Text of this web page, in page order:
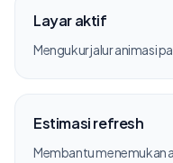
Layar aktif
Mengukur jalur animasi
Estimasi refresh
Membantu menemukan